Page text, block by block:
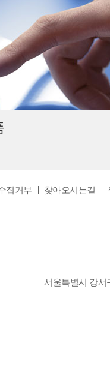
집거부 찾아오시는길
서울특별시 강서